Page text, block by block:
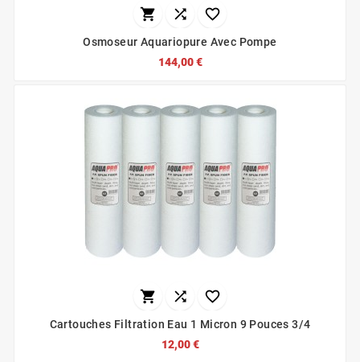
  
Osmoseur Aquariopure Avec Pompe
144,00 €
  
Cartouches Filtration Eau 1 Micron 9 Pouces 3/4
12,00 €